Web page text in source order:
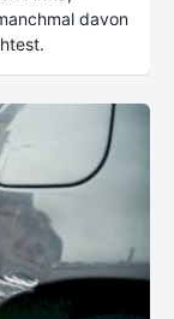
davon